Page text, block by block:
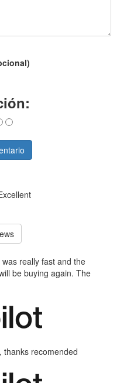
really fast and the
be buying again. The
thanks recomended